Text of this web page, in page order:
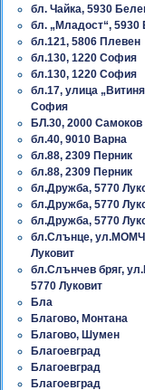
бл. Чайка, 5930
бл. „Младост“, 5930
бл.121, 5806 Плевен
бл.130, 1220 София
бл.130, 1220 София
бл.17, улица
София
БЛ.30, 2000 Самоков
бл.40, 9010 Варна
бл.88, 2309 Перник
бл.88, 2309 Перник
бл.Дружба, 5770
бл.Дружба, 5770
бл.Дружба, 5770
бл.Слънце,
Луковит
бл.Слънчев бряг,
5770 Луковит
Бла
Благово, Монтана
Благово, Шумен
Благоевград
Благоевград
Благоевград